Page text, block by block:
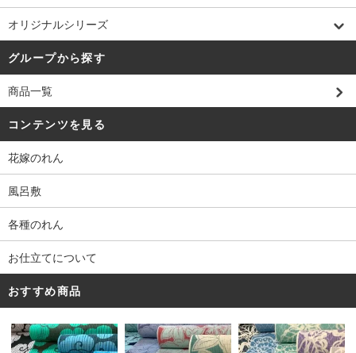
オリジナルシリーズ
グループから探す
商品一覧
コンテンツを見る
花嫁のれん
風呂敷
各種のれん
お仕立てについて
おすすめ商品